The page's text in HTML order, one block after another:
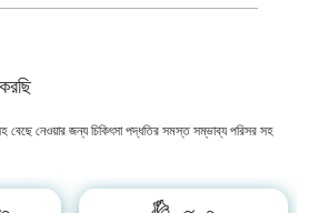
বেছে নেওয়ার জন্য চিকিৎসা পদ্ধতির সমস্ত সম্ভাব্য পরিসর সহ